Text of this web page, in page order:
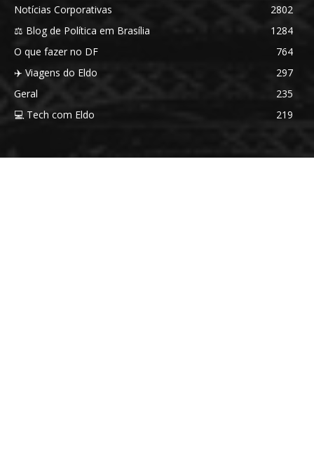
Notícias Corporativas
2802
⚖️ Blog de Política em Brasília
1284
O que fazer no DF
764
✈️ Viagens do Eldo
297
Geral
235
💻 Tech com Eldo
219